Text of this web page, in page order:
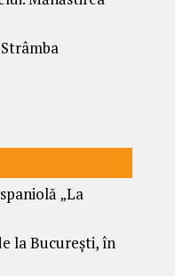
„La
la București, în